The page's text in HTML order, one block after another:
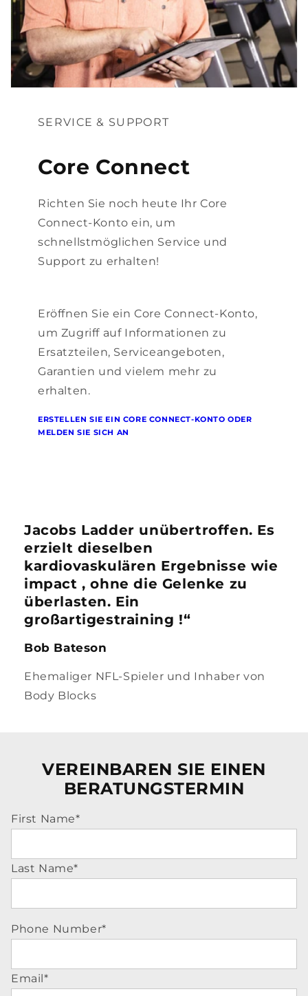
SERVICE & SUPPORT
Core Connect
Richten Sie noch heute Ihr Core
Connect-Konto ein, um
schnellstmöglichen Service und
Support zu erhalten!
Eröffnen Sie ein Core Connect-Konto,
um Zugriff auf Informationen zu
Ersatzteilen, Serviceangeboten,
Garantien und vielem mehr zu
erhalten.
ERSTELLEN SIE EIN CORE CONNECT-KONTO ODER
MELDEN SIE SICH AN
Jacobs Ladder unübertroffen. Es
erzielt dieselben
kardiovaskulären Ergebnisse wie
impact , ohne die Gelenke zu
überlasten. Ein
großartigestraining !“
Bob Bateson
Ehemaliger NFL-Spieler und Inhaber von
Body Blocks
VEREINBAREN SIE EINEN
BERATUNGSTERMIN
First Name*
Last Name*
Phone Number*
Email*